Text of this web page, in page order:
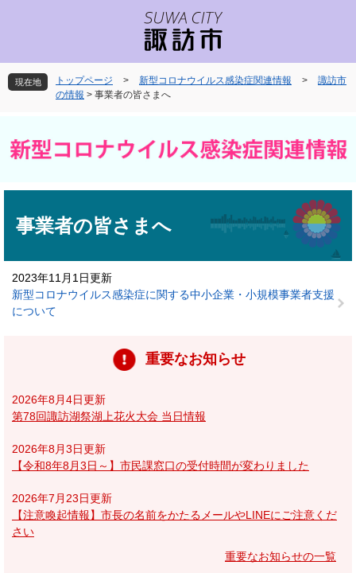
先
頭
。
を
飛
て
本
へ
現在地 トップページ > 新型コロナウイルス感染症関連情報 >
諏訪市
の情報 > 事業者の皆さまへ
事業者の皆さまへ
2023年11月1日更新
新型コロナウイルス感染症に関する中小企業・小規模事業者支援
について
重要なお知らせ
2026年8月4日更新
第78回諏訪湖祭湖上花火大会 当日情報
2026年8月3日更新
【令和8年8月3日～】市民課窓口の受付時間が変わりました
2026年7月23日更新
【注意喚起情報】市長の名前をかたるメールやLINEにご注意くだ
さい
重要なお知らせの一覧